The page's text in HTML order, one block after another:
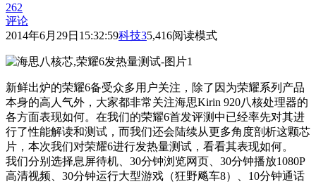
262
评论
2014年6月29日15:32:59科技35,416阅读模式
新鲜出炉的荣耀6备受众多用户关注，除了因为荣耀系列产品
本身的高人气外，大家都非常关注海思Kirin 920八核处理器的
各方面表现如何。在我们的荣耀6首发评测中已经率先对其进
行了性能解读和测试，而我们还会陆续从更多角度剖析这颗芯
片，本次我们对荣耀6进行发热量测试，看看其表现如何。
我们分别选择息屏待机、30分钟浏览网页、30分钟播放1080P
高清视频、30分钟运行大型游戏（狂野飚车8）、10分钟通话